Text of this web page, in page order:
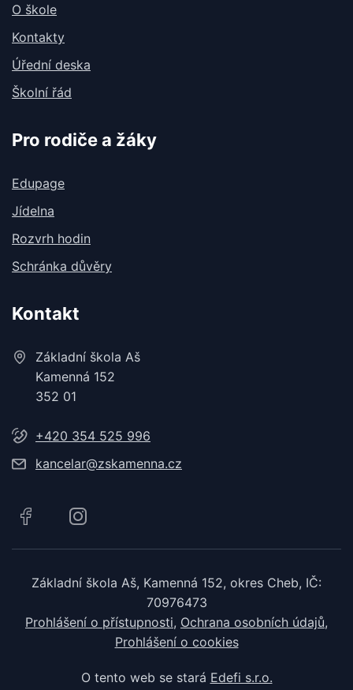
O škole
Kontakty
Úřední deska
Školní řád
Pro rodiče a žáky
Edupage
Jídelna
Rozvrh hodin
Schránka důvěry
Kontakt
Základní škola Aš
Kamenná 152
352 01
+420 354 525 996
kancelar@zskamenna.cz
Základní škola Aš, Kamenná 152, okres Cheb, IČ:
70976473
Prohlášení o přístupnosti Ochrana osobních údajů
Prohlášení o cookies
O tento web se stará Edefi s.r.o.